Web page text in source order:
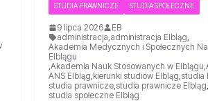
STUDIA PRAWNICZE STUDIA SPOŁECZNE
9 lipca 2026
EB
administracja administracja Elbląg
Akademia Medycznych i Społecznych
Elblągu
Akademia Nauk Stosowanych w Elblągu
ANS Elbląg kierunki studiów Elbląg studia
studia prawnicze, studia prawnicze Elbląg
studia społeczne Elbląg